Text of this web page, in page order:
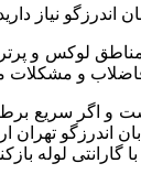
اندرزگو نیاز
مناطق لوکس و
و مشکلات
و اگر سریع
اندرزگو
گارانتی لوله